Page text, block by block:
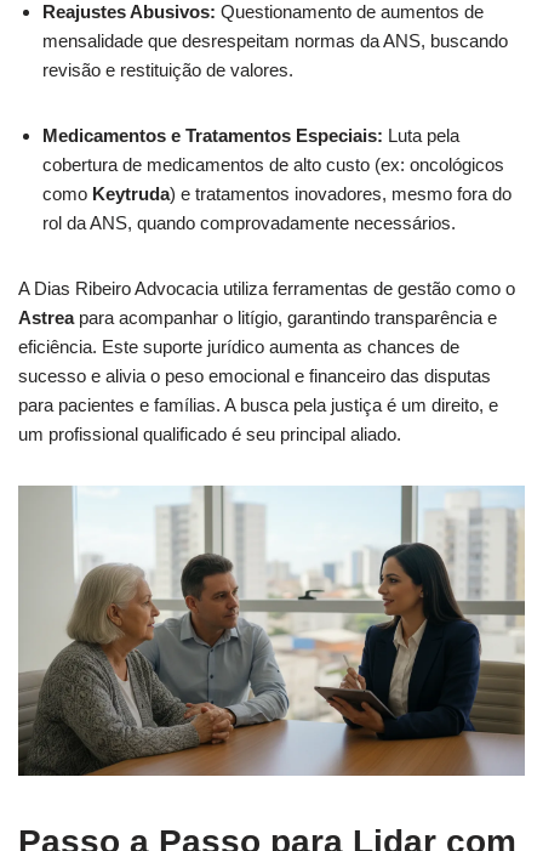
Reajustes Abusivos: Questionamento de aumentos de
mensalidade que desrespeitam normas da ANS, buscando
revisão e restituição de valores.
Medicamentos e Tratamentos Especiais: Luta pela
cobertura de medicamentos de alto custo (ex: oncológicos
como Keytruda) e tratamentos inovadores, mesmo fora do
rol da ANS, quando comprovadamente necessários.
A Dias Ribeiro Advocacia utiliza ferramentas de gestão como o
Astreapara acompanhar o litígio, garantindo transparência e
eficiência. Este suporte jurídico aumenta as chances de
sucesso e alivia o peso emocional e financeiro das disputas
para pacientes e famílias. A busca pela justiça é um direito, e
um profissional qualificado é seu principal aliado.
Passo a Passo para Lidar com